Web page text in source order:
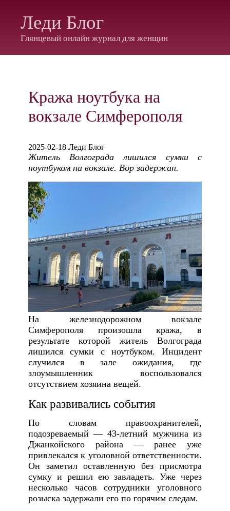
Леди Блог
Глянцевый онлайн журнал для женщин
Кража ноутбука на
вокзале Симферополя
2025-02-18 Леди Блог
Житель Волгограда лишился сумки с
ноутбуком на вокзале. Вор задержан.
На железнодорожном вокзале
Симферополя произошла кража, в
результате которой житель Волгограда
лишился сумки с ноутбуком. Инцидент
случился в зале ожидания, где
злоумышленник воспользовался
отсутствием хозяина вещей.
Как развивались события
По словам правоохранителей,
подозреваемый — 43-летний мужчина из
Джанкойского района — ранее уже
привлекался к уголовной ответственности.
Он заметил оставленную без присмотра
сумку и решил ею завладеть. Уже через
несколько часов сотрудники уголовного
розыска задержали его по горячим следам.